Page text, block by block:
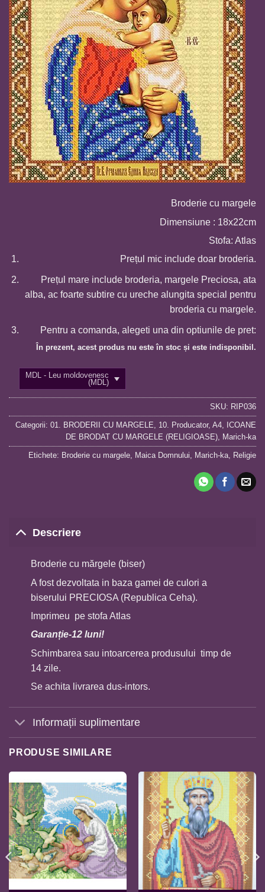
Broderie cu margele
Dimensiune : 18x22cm
Stofa: Atlas
Prețul mic include doar broderia.
Prețul mare include broderia, margele Preciosa, ata
alba, ac foarte subtire cu ureche alungita special pentru
broderia cu margele.
Pentru a comanda, alegeti una din optiunile de pret:
În prezent, acest produs nu este în stoc și este indisponibil.
MDL - Leu moldovenesc
(MDL)
SKU: RIP036
Categorii: 01. BRODERII CU MARGELE, 10. Producator, A4, ICOANE
DE BRODAT CU MARGELE (RELIGIOASE), Marich-ka
Etichete: Broderie cu margele, Maica Domnului, Marich-ka, Religie
Descriere
Broderie cu mărgele (biser)
A fost dezvoltata in baza gamei de culori a
biserului PRECIOSA (Republica Ceha).
Imprimeu pe stofa Atlas
Garanție-12 luni!
Schimbarea sau intoarcerea produsului timp de
14 zile.
Se achita livrarea dus-intors.
Informații suplimentare
PRODUSE SIMILARE